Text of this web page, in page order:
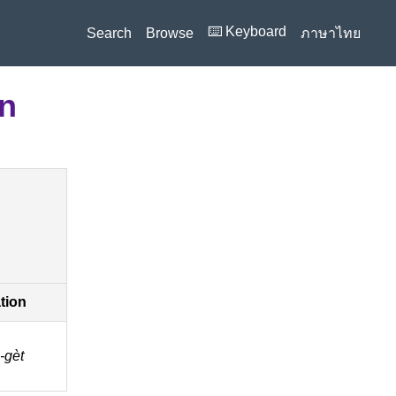
Search Browse ⌨️ Keyboard ภาษาไทย
gèt